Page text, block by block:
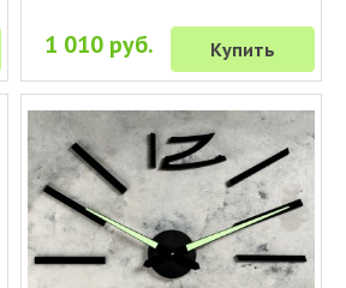
1 010 руб. Купить